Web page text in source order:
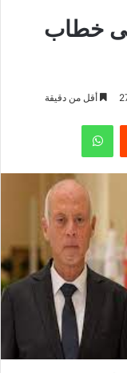
خطاب
أقل من دقيقة
واتساب